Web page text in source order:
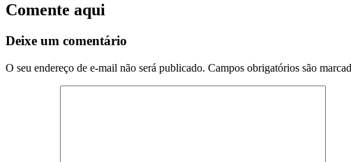
Comente aqui
Deixe um comentário
O seu endereço de e-mail não será publicado. Campos obrigatórios são